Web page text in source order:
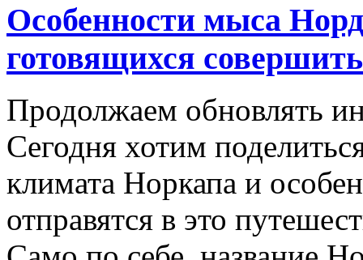
Особенности мыса
готовящихся
Продолжаем обновлять
Сегодня хотим
климата Норкапа и
отправятся в это